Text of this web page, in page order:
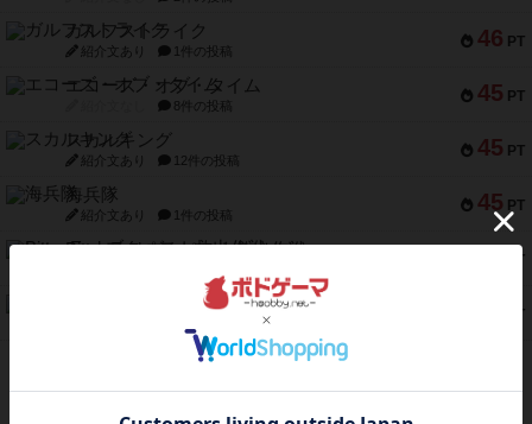
46 PT
ガルフストライク
紹介文あり 1件の投稿
45 PT
エコーズ・オブ・タイム
8件の投稿
45 PT
スカルキング
紹介文あり 12件の投稿
45 PT
海兵隊
紹介文あり 1件の投稿
PT
Bitter End ブタペスト救出作戦
PT
※App Store は、Apple Inc.のサービスマークです。
※Android は、グーグル インコーポレイテッドの商標または登録商標です。